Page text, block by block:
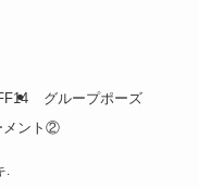
グループポーズ
メント②
.